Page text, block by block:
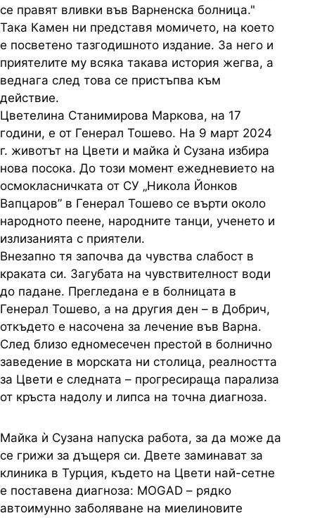
се правят вливки във Варненска болница."
Така Камен ни представя момичето, на което
е посветено тазгодишното издание. За него и
приятелите му всяка такава история жегва, а
веднага след това се пристъпва към
действие.
Цветелина Станимирова Маркова, на 17
години, е от Генерал Тошево. На 9 март 2024
г. животът на Цвети и майка ѝ Сузана избира
нова посока. До този момент ежедневието на
осмокласничката от СУ „Никола Йонков
Вапцаров” в Генерал Тошево се върти около
народното пеене, народните танци, ученето и
излизанията с приятели.
Внезапно тя започва да чувства слабост в
краката си. Загубата на чувствителност води
до падане. Прегледана е в болницата в
Генерал Тошево, а на другия ден – в Добрич,
откъдето е насочена за лечение във Варна.
След близо едномесечен престой в болнично
заведение в морската ни столица, реалността
за Цвети е следната – прогресираща парализа
от кръста надолу и липса на точна диагноза.
Майка ѝ Сузана напуска работа, за да може да
се грижи за дъщеря си. Двете заминават за
клиника в Турция, където на Цвети най-сетне
е поставена диагноза: MOGAD – рядко
автоимунно заболяване на миелиновите